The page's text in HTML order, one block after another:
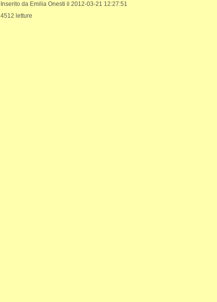
Inserito da Emilia Onesti il 2012-03-21 12:27:51
4512 letture